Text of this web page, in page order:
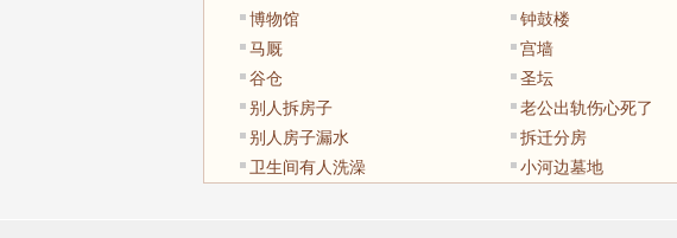
博物馆
钟鼓楼
马厩
宫墙
谷仓
圣坛
别人拆房子
老公出轨伤心死了
别人房子漏水
拆迁分房
卫生间有人洗澡
小河边墓地